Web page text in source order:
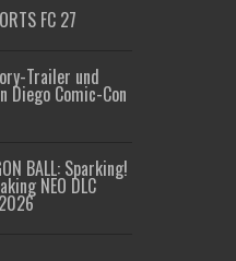
FC 27
Trailer und
Diego Comic-Con
BALL: Sparking!
NEO DLC